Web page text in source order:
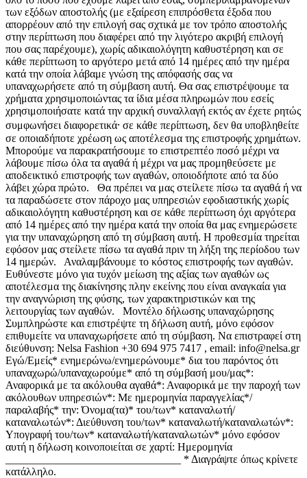
των εξόδων αποστολής (με εξαίρεση επιπρόσθετα έξοδα που
απορρέουν από την επιλογή σας σχτικά με τον τρόπο αποστολής
στην περίπτωση που διαφέρει από την λιγότερο ακριβή επιλογή
που σας παρέχουμε), χωρίς αδικαιολόγητη καθυστέρηση και σε
κάθε περίπτωση το αργότερο μετά από 14 ημέρες από την ημέρα
κατά την οποία λάβαμε γνώση της απόφασής σας να
υπαναχωρήσετε από τη σύμβαση αυτή. Θα σας επιστρέψουμε τα
χρήματα χρησιμοποιώντας τα ίδια μέσα πληρωμών που εσείς
χρησιμοποιήσατε κατά την αρχική συναλλαγή εκτός αν έχετε ρητώς
συμφωνήσει διαφορετικά⸱ σε κάθε περίπτωση, δεν θα υποβληθείτε
σε οποιαδήποτε χρέωση ως αποτέλεσμα της επιστροφής χρημάτων.
Μπορούμε να παρακρατήσουμε το επιστρεπτέο ποσό μέχρι να
λάβουμε πίσω όλα τα αγαθά ή μέχρι να μας προμηθεύσετε με
αποδεικτικό επιστροφής των αγαθών, οποιοδήποτε από τα δύο
λάβει χώρα πρώτο. Θα πρέπει να μας στείλετε πίσω τα αγαθά ή να
τα παραδώσετε στον πάροχο μας υπηρεσιών εφοδιαστικής χωρίς
αδικαιολόγητη καθυστέρηση και σε κάθε περίπτωση όχι αργότερα
από 14 ημέρες από την ημέρα κατά την οποία θα μας ενημερώσετε
για την υπαναχώρηση από τη σύμβαση αυτή. Η προθεσμία τηρείται
εφόσον μας στείλετε πίσω τα αγαθά πριν τη λήξη της περίοδου των
14 ημερών. Αναλαμβάνουμε το κόστος επιστροφής των αγαθών.
Ευθύνεστε μόνο για τυχόν μείωση της αξίας των αγαθών ως
αποτέλεσμα της διακίνησης πλην εκείνης που είναι αναγκαία για
την αναγνώριση της φύσης, των χαρακτηριστικών και της
λειτουργίας των αγαθών. Μοντέλο δήλωσης υπαναχώρησης
Συμπληρώστε και επιστρέψτε τη δήλωση αυτή, μόνο εφόσον
επιθυμείτε να υπαναχωρήσετε από τη σύμβαση. Να επιστραφεί στη
διεύθυνση: Nelsa Fashion +30 694 975 7417 , email: info@nelsa.gr
Εγώ/Εμείς* ενημερώνω/ενημερώνουμε* δια του παρόντος ότι
υπαναχωρώ/υπαναχωρούμε* από τη σύμβασή μου/μας*:
Αναφορικά με τα ακόλουθα αγαθά*: Αναφορικά με την παροχή των
ακόλουθων υπηρεσιών*: Με ημερομηνία παραγγελίας*/
παραλαβής* την: Όνομα(τα)* του/των* καταναλωτή/
καταναλωτών*: Διεύθυνση του/των* καταναλωτή/καταναλωτών*:
Υπογραφή του/των* καταναλωτή/καταναλωτών* μόνο εφόσον
αυτή η δήλωση κοινοποιείται σε χαρτί: Ημερομηνία
________________________________ * Διαγράψτε όπως κρίνετε
κατάλληλο.